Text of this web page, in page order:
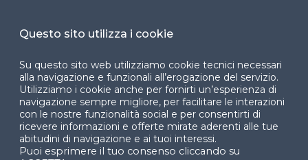
YouTube X
Questo sito utilizza i cookie
Su questo sito web utilizziamo cookie tecnici necessari
alla navigazione e funzionali all’erogazione del servizio.
Utilizziamo i cookie anche per fornirti un’esperienza di
navigazione sempre migliore, per facilitare le interazioni
con le nostre funzionalità social e per consentirti di
ricevere informazioni e offerte mirate aderenti alle tue
abitudini di navigazione e ai tuoi interessi.
Puoi esprimere il tuo consenso cliccando su